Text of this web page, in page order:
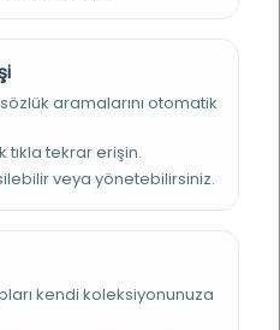
sözlük aramalarını otomatik
tıkla tekrar erişin.
veya yönetebilirsiniz.
kendi koleksiyonunuza